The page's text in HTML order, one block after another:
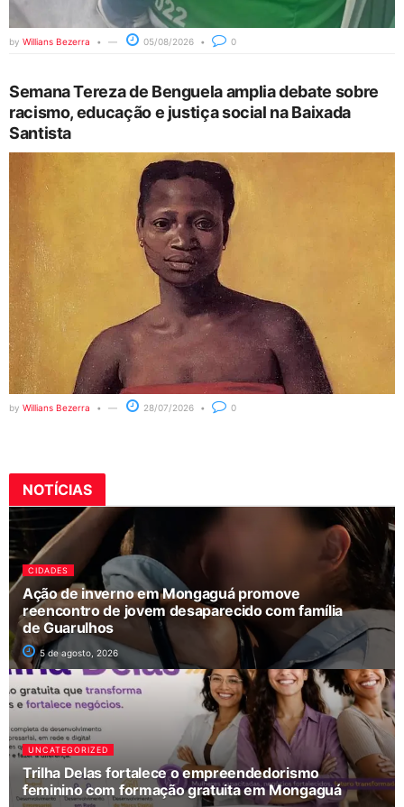
by Willians Bezerra 05/08/2026 0
Semana Tereza de Benguela amplia debate sobre
racismo, educação e justiça social na Baixada
Santista
by Willians Bezerra 28/07/2026 0
NOTÍCIAS
CIDADES
Ação de inverno em Mongaguá promove
reencontro de jovem desaparecido com família
de Guarulhos
5 de agosto, 2026
UNCATEGORIZED
Trilha Delas fortalece o empreendedorismo
feminino com formação gratuita em Mongaguá